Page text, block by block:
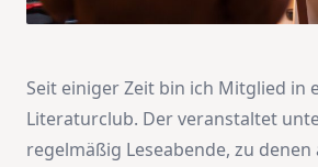
Seit einiger Zeit bin ich Mitglied in
Literaturclub. Der veranstaltet
regelmäßig Leseabende, zu denen